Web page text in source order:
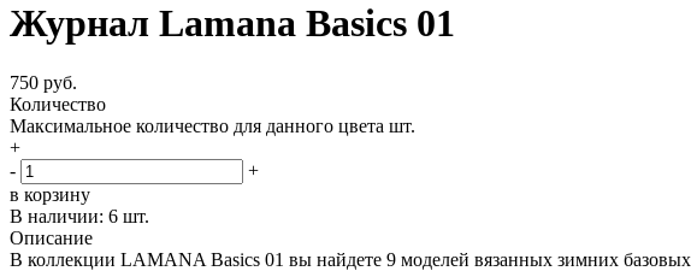
Журнал Lamana Basics 01
750 руб.
Количество
Максимальное количество для данного цвета шт.
+
-
+
в корзину
В наличии: 6 шт.
Описание
В коллекции LAMANA Basics 01 вы найдете 9 моделей вязанных зимних